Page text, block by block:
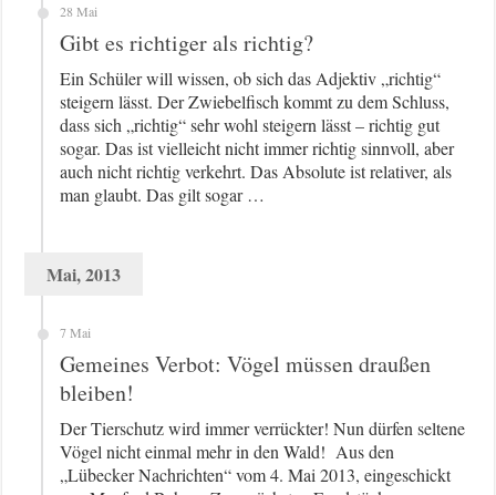
28 Mai
Gibt es richtiger als richtig?
Ein Schüler will wissen, ob sich das Adjektiv „richtig“
steigern lässt. Der Zwiebelfisch kommt zu dem Schluss,
dass sich „richtig“ sehr wohl steigern lässt – richtig gut
sogar. Das ist vielleicht nicht immer richtig sinnvoll, aber
auch nicht richtig verkehrt. Das Absolute ist relativer, als
man glaubt. Das gilt sogar …
Mai, 2013
7 Mai
Gemeines Verbot: Vögel müssen draußen
bleiben!
Der Tierschutz wird immer verrückter! Nun dürfen seltene
Vögel nicht einmal mehr in den Wald! Aus den
„Lübecker Nachrichten“ vom 4. Mai 2013, eingeschickt